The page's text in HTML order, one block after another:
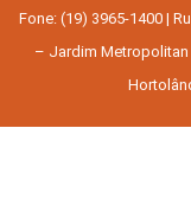
Fone: (19) 3965-1400 |
– Jardim Metropolitan